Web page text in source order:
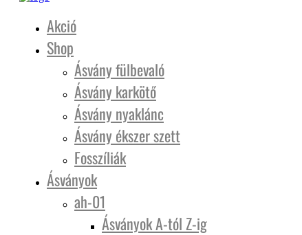
Akció
Shop
Ásvány fülbevaló
Ásvány karkötő
Ásvány nyaklánc
Ásvány ékszer szett
Fosszíliák
Ásványok
ah-01
Ásványok A-tól Z-ig